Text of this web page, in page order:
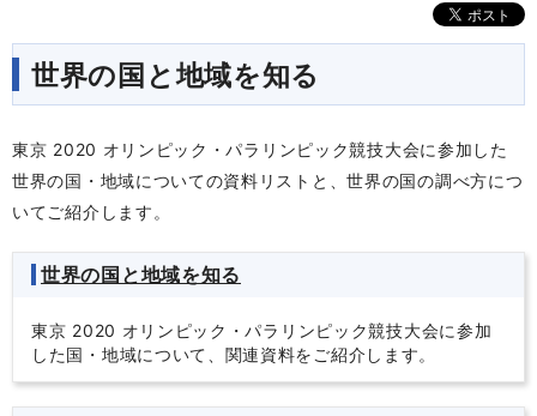
世界の国と地域を知る
東京 2020 オリンピック・パラリンピック競技大会に参加した
世界の国・地域についての資料リストと、世界の国の調べ方につ
いてご紹介します。
世界の国と地域を知る
東京 2020 オリンピック・パラリンピック競技大会に参加
した国・地域について、関連資料をご紹介します。